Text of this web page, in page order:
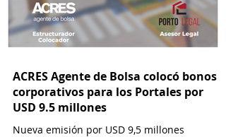
ACRES Agente de Bolsa colocó bonos
corporativos para los Portales por
USD 9.5 millones
Nueva emisión por USD 9,5 millones